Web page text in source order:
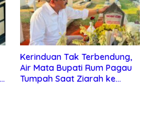
Kerinduan Tak Terbendung,
Air Mata Bupati Rum Pagau
Tumpah Saat Ziarah ke